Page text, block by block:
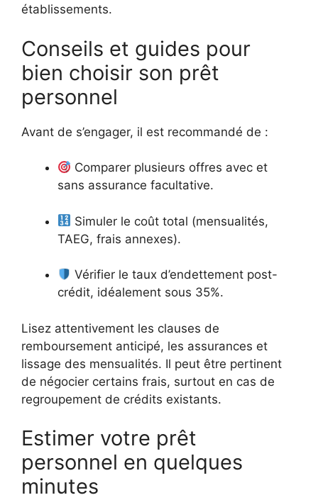
établissements.
Conseils et guides pour
bien choisir son prêt
personnel
Avant de s’engager, il est recommandé de :
Comparer plusieurs offres avec et
sans assurance facultative.
Simuler le coût total (mensualités,
TAEG, frais annexes).
Vérifier le taux d’endettement post-
crédit, idéalement sous 35%.
Lisez attentivement les clauses de
remboursement anticipé, les assurances et
lissage des mensualités. Il peut être pertinent
de négocier certains frais, surtout en cas de
regroupement de crédits existants.
Estimer votre prêt
personnel en quelques
minutes